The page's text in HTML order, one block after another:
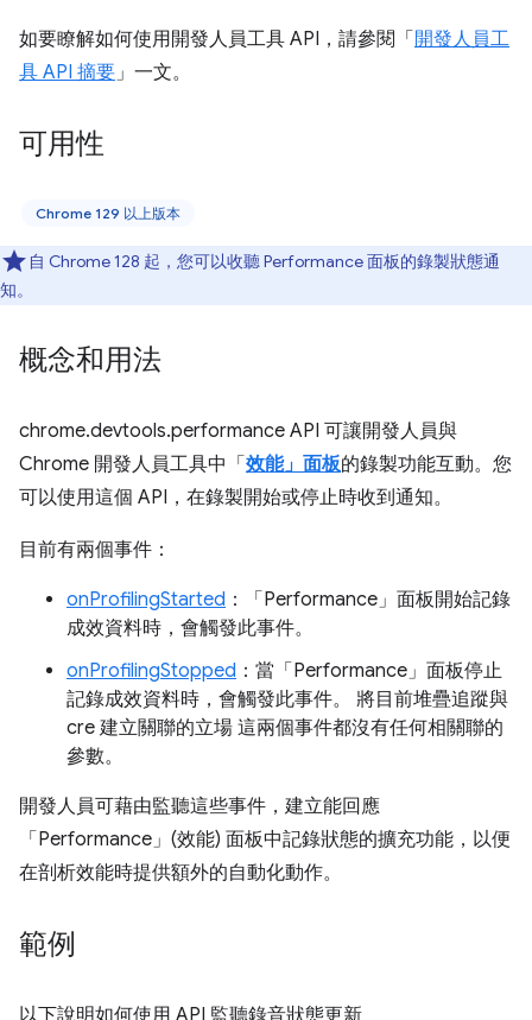
如要瞭解如何使用開發人員工具 API，請參閱「 開發人員工
具 API 摘要」一文。
可用性
Chrome 129 以上版本
自 Chrome 128 起，您可以收聽 Performance 面板的錄製狀態通
知。
概念和用法
chrome.devtools.performance API 可讓開發人員與
Chrome 開發人員工具中「 效能」面板的錄製功能互動。您
可以使用這個 API，在錄製開始或停止時收到通知。
目前有兩個事件：
onProfilingStarted ：「Performance」 面板開始記錄
成效資料時，會觸發此事件。
onProfilingStopped ：當「Performance」 面板停止
記錄成效資料時，會觸發此事件。 將目前堆疊追蹤與
cre 建立關聯的立場 這兩個事件都沒有任何相關聯的
參數。
開發人員可藉由監聽這些事件，建立能回應
「Performance」 (效能) 面板中記錄狀態的擴充功能，以便
在剖析效能時提供額外的自動化動作。
範例
以下說明如何使用 API 監聽錄音狀態更新